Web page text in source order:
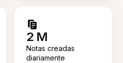
2 M
Notas creadas
diariamente